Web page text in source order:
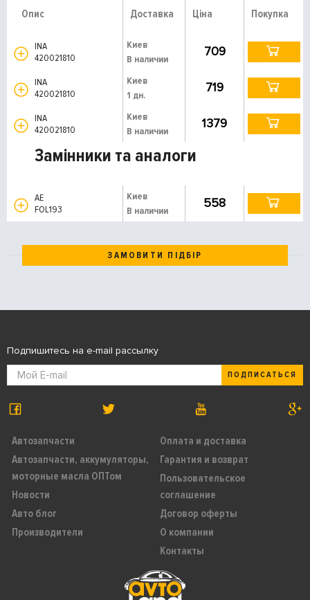
Опис Доставка Ціна Покупка
INA
420021810
Киев
В наличии
709
INA
420021810
Киев
1 дн.
719
INA
420021810
Киев
В наличии
1379
Замінники та аналоги
AE
FOL193
Киев
В наличии
558
ЗАМОВИТИ ПІДБІР
Автозапчасти
Автозапчасти, аккумуляторы,
моторные масла ОПТом
Новости
Авто блог
Производители
Оплата и доставка
Гарантия и возврат
Пользовательское
соглашение
Договор оферты
О компании
Контакты
Подпишитесь на e-mail рассылку
ПОДПИСАТЬСЯ